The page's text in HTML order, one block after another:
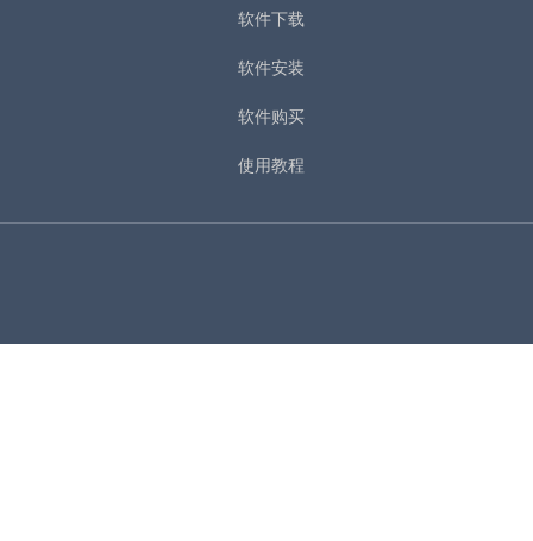
软件下载
软件安装
软件购买
使用教程